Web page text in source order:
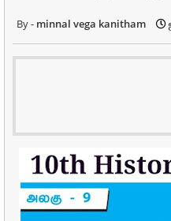
minnal vega kanitham